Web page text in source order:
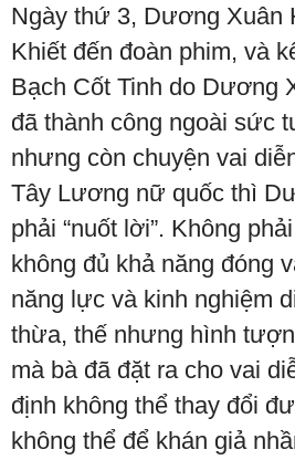
Ngày thứ 3, Dương Xuân
Khiết đến đoàn phim, và
Bạch Cốt Tinh do Dương
đã thành công ngoài sức
nhưng còn chuyện vai
Tây Lương nữ quốc thì
phải “nuốt lời”. Không
không đủ khả năng đóng
năng lực và kinh nghiệm
thừa, thế nhưng hình
mà bà đã đặt ra cho vai
định không thể thay đổi
không thể để khán giả